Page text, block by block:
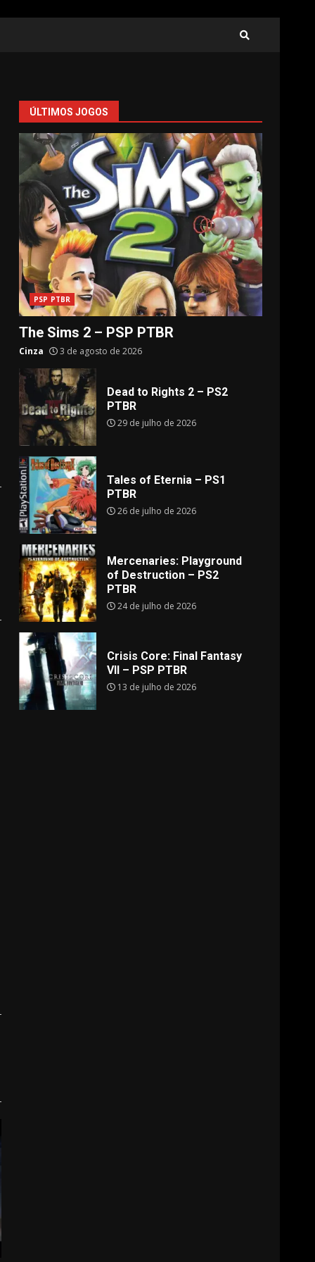
ÚLTIMOS JOGOS
PSP PTBR
The Sims 2 – PSP PTBR
Cinza 3 de agosto de 2026
Dead to Rights 2 – PS2
PTBR
29 de julho de 2026
Tales of Eternia – PS1
PTBR
26 de julho de 2026
Mercenaries: Playground
of Destruction – PS2
PTBR
24 de julho de 2026
Crisis Core: Final Fantasy
VII – PSP PTBR
13 de julho de 2026